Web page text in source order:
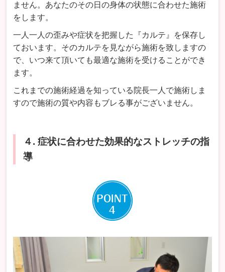
ません。あなたのその日の身体の状態に合わせた施術
をします。
一人一人の歪みや症状を把握した『カルテ』を保存し
ておいます。そのカルテを見ながら施術を致しますの
で、いつ来て頂いても最適な施術を受けることができ
ます。
これまでの施術経過を知っている院長一人で施術しま
すので施術の質や内容もブレる事がございません。
４. 症状に合わせた効果的なストレッチの指
導